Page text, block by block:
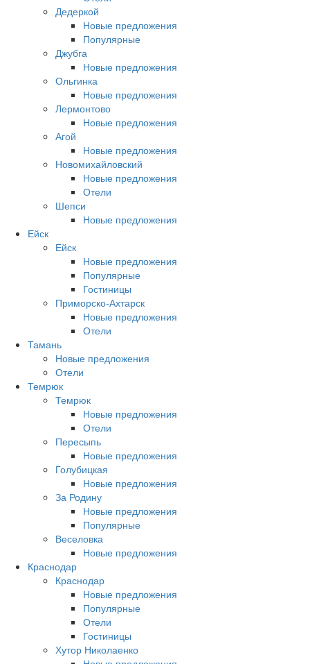
Дедеркой
Новые предложения
Популярные
Джубга
Новые предложения
Ольгинка
Новые предложения
Лермонтово
Новые предложения
Агой
Новые предложения
Новомихайловский
Новые предложения
Отели
Шепси
Новые предложения
Ейск
Ейск
Новые предложения
Популярные
Гостиницы
Приморско-Ахтарск
Новые предложения
Отели
Тамань
Новые предложения
Отели
Темрюк
Темрюк
Новые предложения
Отели
Пересыпь
Новые предложения
Голубицкая
Новые предложения
За Родину
Новые предложения
Популярные
Веселовка
Новые предложения
Краснодар
Краснодар
Новые предложения
Популярные
Отели
Гостиницы
Хутор Николаенко